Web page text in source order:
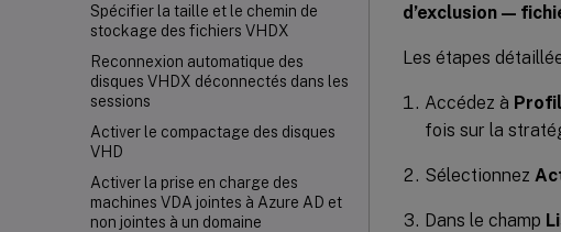
Spécifier la taille et le chemin de
stockage des fichiers VHDX
Reconnexion automatique des
disques VHDX déconnectés dans les
sessions
Activer le compactage des disques
VHD
Activer la prise en charge des
machines VDA jointes à Azure AD et
non jointes à un domaine
d’exclusion —
Les étapes
Accédez à
fois sur la
Sélectionnez
Dans le champ